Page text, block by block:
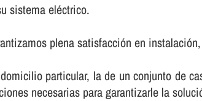
sistema eléctrico.
plena satisfacción en
particular, la de un conjunto de
necesarias para garantizarle la